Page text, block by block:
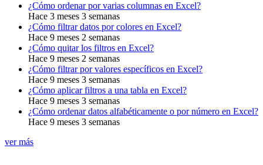
¿Cómo ordenar por varias columnas en Excel?
Hace 3 meses 3 semanas
¿Cómo filtrar datos por colores en Excel?
Hace 9 meses 2 semanas
¿Cómo quitar los filtros en Excel?
Hace 9 meses 2 semanas
¿Cómo filtrar por valores específicos en Excel?
Hace 9 meses 3 semanas
¿Cómo aplicar filtros a una tabla en Excel?
Hace 9 meses 3 semanas
¿Cómo ordenar datos alfabéticamente o por número en Excel?
Hace 9 meses 3 semanas
ver más